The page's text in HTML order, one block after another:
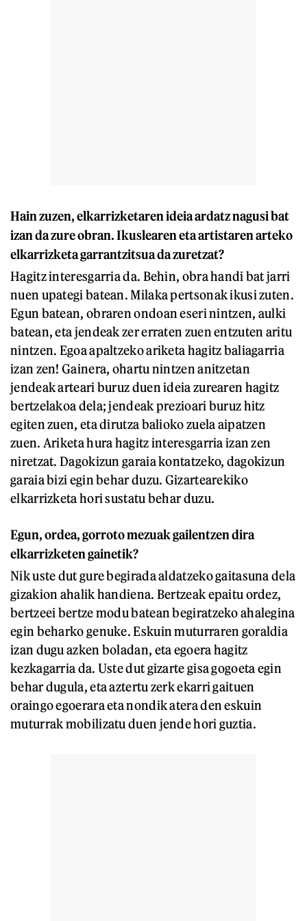
Hain zuzen, elkarrizketaren ideia ardatz nagusi bat
izan da zure obran. Ikuslearen eta artistaren arteko
elkarrizketa garrantzitsua da zuretzat?
Hagitz interesgarria da. Behin, obra handi bat jarri
nuen upategi batean. Milaka pertsonak ikusi zuten.
Egun batean, obraren ondoan eseri nintzen, aulki
batean, eta jendeak zer erraten zuen entzuten aritu
nintzen. Egoa apaltzeko ariketa hagitz baliagarria
izan zen! Gainera, ohartu nintzen anitzetan
jendeak arteari buruz duen ideia zurearen hagitz
bertzelakoa dela; jendeak prezioari buruz hitz
egiten zuen, eta dirutza balioko zuela aipatzen
zuen. Ariketa hura hagitz interesgarria izan zen
niretzat. Dagokizun garaia kontatzeko, dagokizun
garaia bizi egin behar duzu. Gizartearekiko
elkarrizketa hori sustatu behar duzu.
Egun, ordea, gorroto mezuak gailentzen dira
elkarrizketen gainetik?
Nik uste dut gure begirada aldatzeko gaitasuna dela
gizakion ahalik handiena. Bertzeak epaitu ordez,
bertzeei bertze modu batean begiratzeko ahalegina
egin beharko genuke. Eskuin muturraren goraldia
izan dugu azken boladan, eta egoera hagitz
kezkagarria da. Uste dut gizarte gisa gogoeta egin
behar dugula, eta aztertu zerk ekarri gaituen
oraingo egoerara eta nondik atera den eskuin
muturrak mobilizatu duen jende hori guztia.